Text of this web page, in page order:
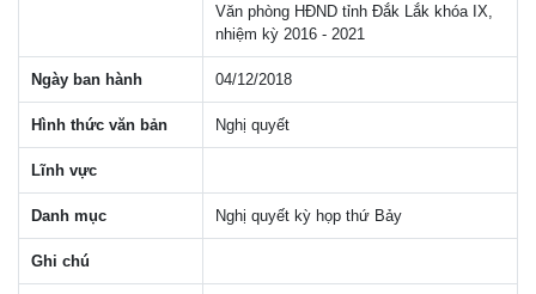
Văn phòng HĐND tỉnh Đắk Lắk khóa IX,
nhiệm kỳ 2016 - 2021
Ngày ban hành 04/12/2018
Hình thức văn bản Nghị quyết
Lĩnh vực
Danh mục Nghị quyết kỳ họp thứ Bảy
Ghi chú